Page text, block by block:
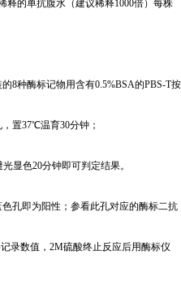
释的单抗腹水（建议稀释1000倍）每株
8种酶标记物用含有0.5%BSA的PBS-T按
置37℃温育30分钟；
显色20分钟即可判定结果。
孔即为阳性；参看此孔对应的酶标二抗
录数值，2M硫酸终止反应后用酶标仪